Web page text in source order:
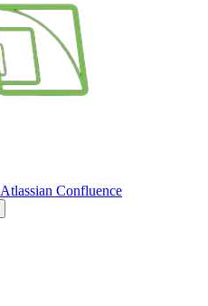
Atlassian Confluence